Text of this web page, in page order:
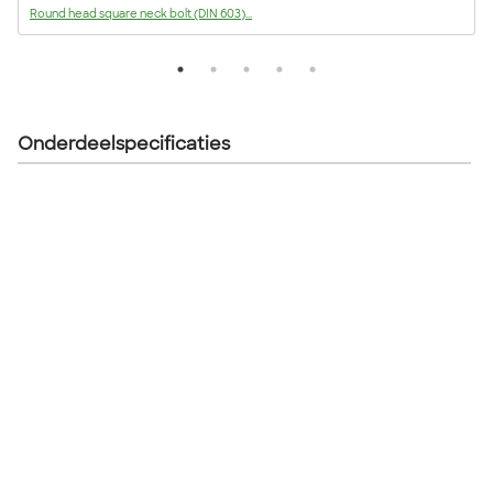
Round head square neck bolt (DIN 603)...
Onderdeelspecificaties